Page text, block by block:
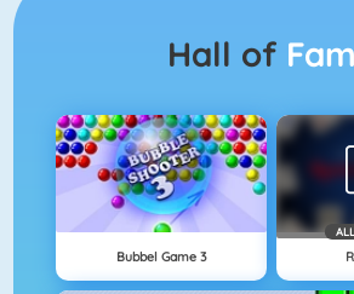
Hall of
Bubbel Game 3